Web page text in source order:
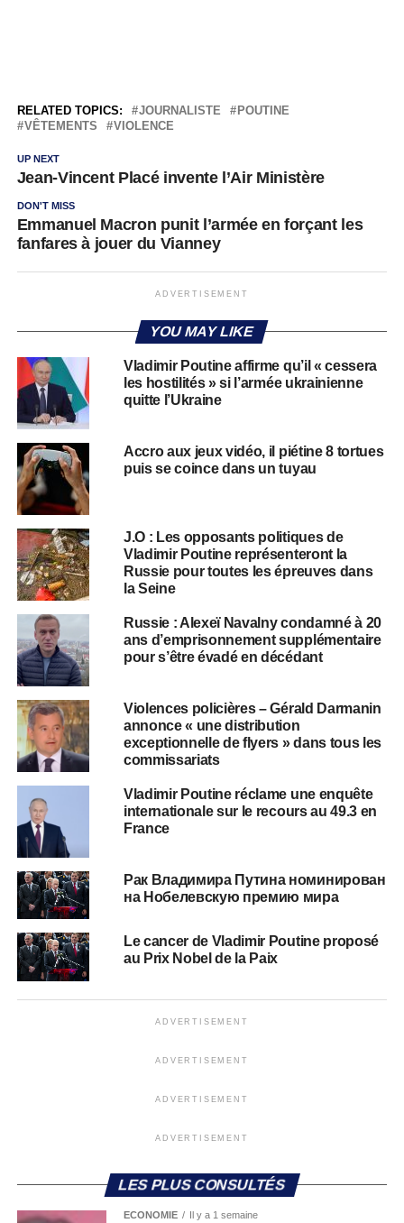
RELATED TOPICS: JOURNALISTE
POUTINE
VÊTEMENTS
VIOLENCE
UP NEXT
Jean-Vincent Placé invente l’Air Ministère
DON'T MISS
Emmanuel Macron punit l’armée en forçant les
fanfares à jouer du Vianney
ADVERTISEMENT
YOU MAY LIKE
Vladimir Poutine affirme qu’il « cessera
les hostilités » si l’armée ukrainienne
quitte l’Ukraine
Accro aux jeux vidéo, il piétine 8 tortues
puis se coince dans un tuyau
J.O : Les opposants politiques de
Vladimir Poutine représenteront la
Russie pour toutes les épreuves dans
la Seine
Russie : Alexeï Navalny condamné à 20
ans d’emprisonnement supplémentaire
pour s’être évadé en décédant
Violences policières – Gérald Darmanin
annonce « une distribution
exceptionnelle de flyers » dans tous les
commissariats
Vladimir Poutine réclame une enquête
internationale sur le recours au 49.3 en
France
Рак Владимира Путина номинирован
на Нобелевскую премию мира
Le cancer de Vladimir Poutine proposé
au Prix Nobel de la Paix
ADVERTISEMENT
ADVERTISEMENT
ADVERTISEMENT
ADVERTISEMENT
LES PLUS CONSULTÉS
ECONOMIE Il y a 1 semaine